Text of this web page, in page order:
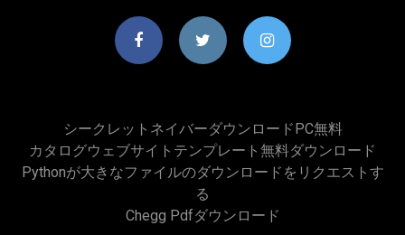
シークレットネイバーダウンロードPC無料
カタログウェブサイトテンプレート無料ダウンロード
Pythonが大きなファイルのダウンロードをリクエストす
る
Chegg Pdfダウンロード